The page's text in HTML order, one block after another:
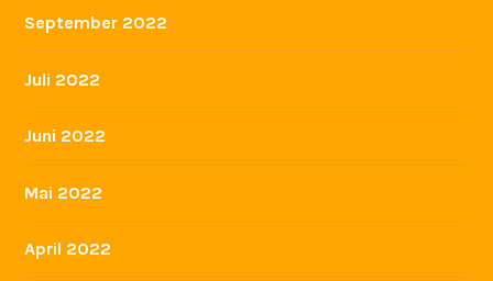
September 2022
Juli 2022
Juni 2022
Mai 2022
April 2022